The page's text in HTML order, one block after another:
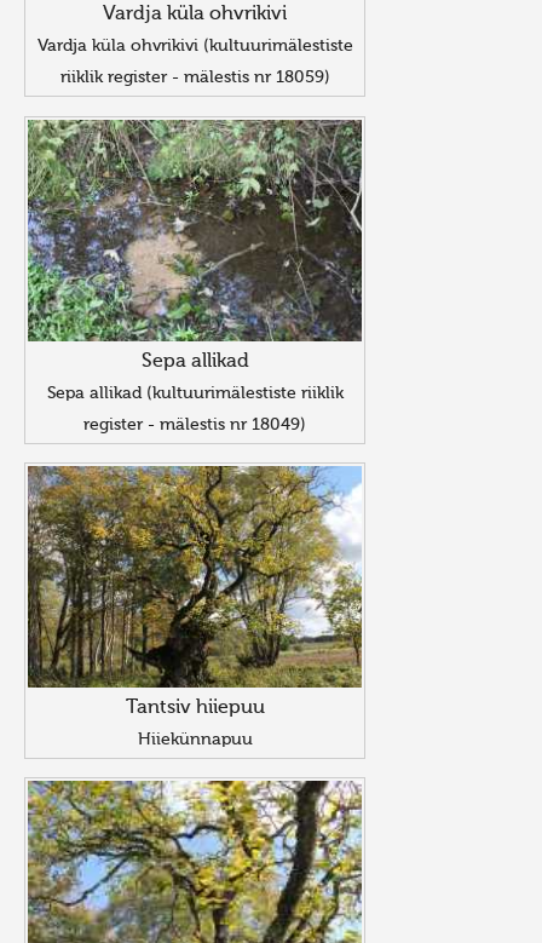
Vardja küla ohvrikivi
Vardja küla ohvrikivi (kultuurimälestiste
riiklik register - mälestis nr 18059)
Sepa allikad
Sepa allikad (kultuurimälestiste riiklik
register - mälestis nr 18049)
Tantsiv hiiepuu
Hiiekünnapuu